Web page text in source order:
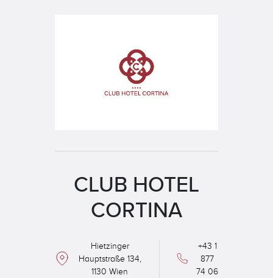
CLUB HOTEL
CORTINA
Hietzinger
Hauptstraße 134,
1130 Wien
+43 1
877
74 06